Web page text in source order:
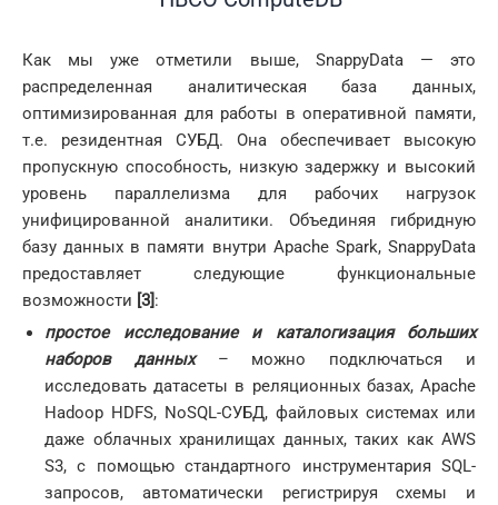
Как мы уже отметили выше, SnappyData — это
распределенная аналитическая база данных,
оптимизированная для работы в оперативной памяти,
т.е. резидентная СУБД. Она обеспечивает высокую
пропускную способность, низкую задержку и высокий
уровень параллелизма для рабочих нагрузок
унифицированной аналитики. Объединяя гибридную
базу данных в памяти внутри Apache Spark, SnappyData
предоставляет следующие функциональные
возможности [3] :
простое исследование и каталогизация больших
наборов данных– можно подключаться и
исследовать датасеты в реляционных базах, Apache
Hadoop HDFS, NoSQL-СУБД, файловых системах или
даже облачных хранилищах данных, таких как AWS
S3, с помощью стандартного инструментария SQL-
запросов, автоматически регистрируя схемы и